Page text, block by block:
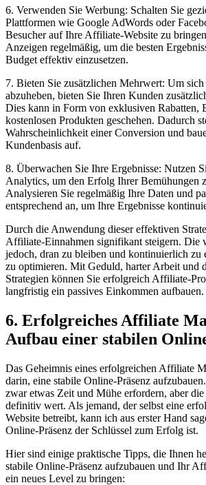
6. Verwenden Sie Werbung: Schalten Sie
Plattformen wie Google AdWords oder
Besucher auf Ihre Affiliate-Website zu
Anzeigen regelmäßig, um die besten
Budget effektiv einzusetzen.
7. Bieten Sie zusätzlichen Mehrwert: Um
abzuheben, bieten Sie Ihren Kunden
Dies kann in Form von exklusiven Rabatten,
kostenlosen Produkten geschehen. Dadurch
Wahrscheinlichkeit einer Conversion und
Kundenbasis auf.
8. Überwachen Sie Ihre Ergebnisse: Nutzen
Analytics, um den Erfolg Ihrer Bemühungen
Analysieren Sie regelmäßig Ihre Daten und
entsprechend an, um Ihre Ergebnisse
Durch die Anwendung dieser effektiven
Affiliate-Einnahmen signifikant steigern. Die
jedoch, dran zu bleiben und kontinuierlich zu
zu optimieren. Mit Geduld, harter Arbeit und
Strategien können Sie erfolgreich Affiliate-
langfristig ein passives Einkommen
6. Erfolgreiches Affiliate
Aufbau einer stabilen
Das Geheimnis eines erfolgreichen Affiliate
darin, eine stabile Online-Präsenz
zwar etwas Zeit und Mühe erfordern, aber
definitiv wert. Als jemand, der selbst eine
Website betreibt, kann ich aus erster Hand
Online-Präsenz der Schlüssel zum Erfolg ist.
Hier sind einige praktische Tipps, die Ihnen
stabile Online-Präsenz aufzubauen und Ihr
ein neues Level zu bringen: